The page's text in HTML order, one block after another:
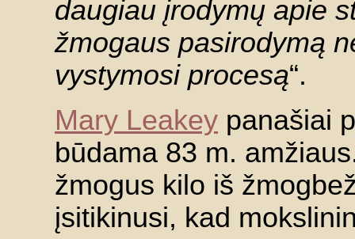
daugiau įrodymų apie
žmogaus pasirodymą
vystymosi procesą“.
Mary Leakey panašiai
būdama 83 m.
žmogus kilo iš
įsitikinusi, kad